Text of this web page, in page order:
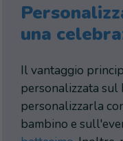
una
Il vantaggio
personalizzata
personalizzarla
bambino e